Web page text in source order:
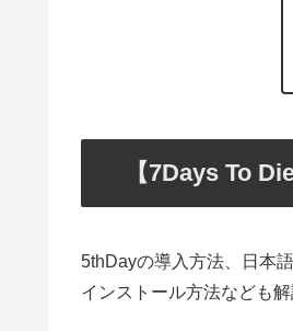
【7Days To
5thDayの導入方法、日本
インストール方法なども